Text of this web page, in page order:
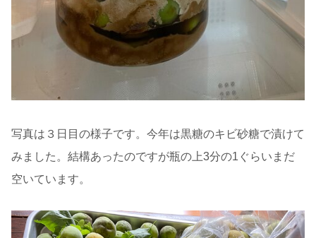
写真は３日目の様子です。今年は黒糖のキビ砂糖で漬けて
みました。結構あったのですが瓶の上3分の1ぐらいまだ
空いています。